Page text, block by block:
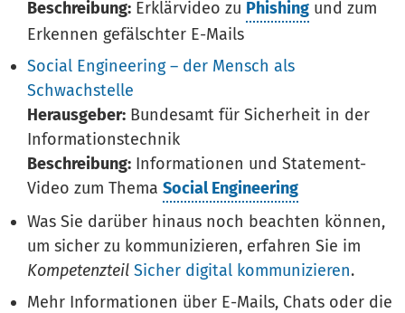
Beschreibung: Erklärvideo zu Phishing und zum
Erkennen gefälschter E-Mails
Social Engineering – der Mensch als
Schwachstelle
Herausgeber: Bundesamt für Sicherheit in der
Informationstechnik
Beschreibung: Informationen und Statement-
Video zum Thema Social Engineering
Was Sie darüber hinaus noch beachten können,
um sicher zu kommunizieren, erfahren Sie im
Kompetenzteil Sicher digital kommunizieren.
Mehr Informationen über E-Mails, Chats oder die